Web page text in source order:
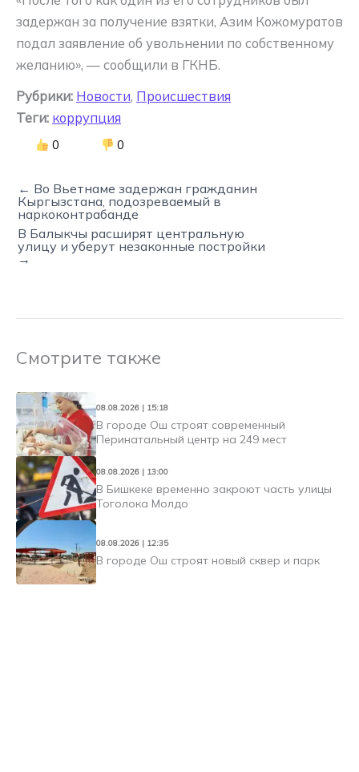
задержан за получение взятки, Азим Кожомуратов
подал заявление об увольнении по собственному
желанию», — сообщили в ГКНБ.
Рубрики: Новости, Происшествия
Теги: коррупция
0 0
← Во Вьетнаме задержан гражданин
Кыргызстана, подозреваемый в
наркоконтрабанде
В Балыкчы расширят центральную
улицу и уберут незаконные постройки
→
Смотрите также
08.08.2026 | 15:18
В городе Ош строят современный
Перинатальный центр на 249 мест
08.08.2026 | 13:00
В Бишкеке временно закроют часть улицы
Тоголока Молдо
08.08.2026 | 12:35
В городе Ош строят новый сквер и парк